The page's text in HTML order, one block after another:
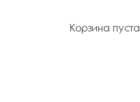
Корзина пуста